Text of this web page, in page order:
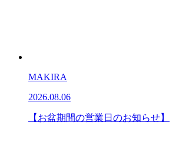
MAKIRA
2026.08.06
【お盆期間の営業日のお知らせ】